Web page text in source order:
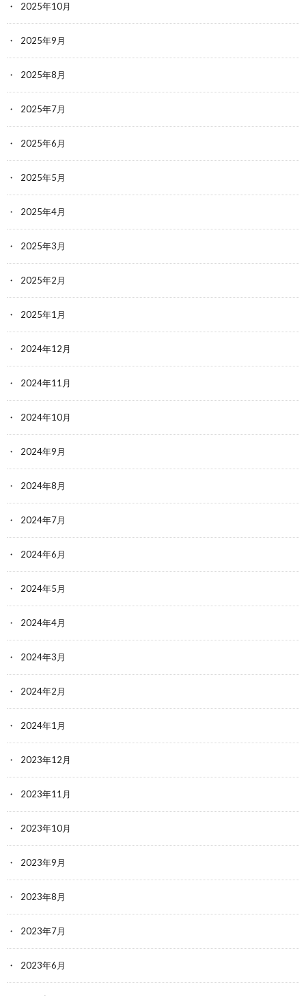
2025年10月
2025年9月
2025年8月
2025年7月
2025年6月
2025年5月
2025年4月
2025年3月
2025年2月
2025年1月
2024年12月
2024年11月
2024年10月
2024年9月
2024年8月
2024年7月
2024年6月
2024年5月
2024年4月
2024年3月
2024年2月
2024年1月
2023年12月
2023年11月
2023年10月
2023年9月
2023年8月
2023年7月
2023年6月